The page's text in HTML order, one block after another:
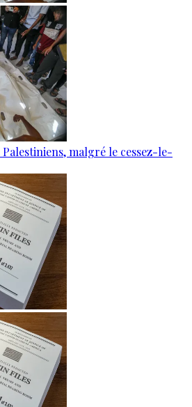
malgré le cessez-le-